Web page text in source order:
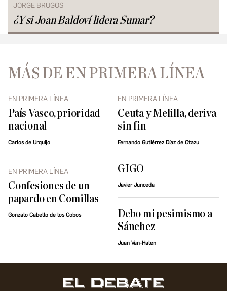
JORGE BRUGOS
¿Y si Joan Baldoví lidera Sumar?
MÁS DE EN PRIMERA LÍNEA
EN PRIMERA LÍNEA
País Vasco, prioridad
nacional
Carlos de Urquijo
EN PRIMERA LÍNEA
Ceuta y Melilla, deriva
sin fin
Fernando Gutiérrez Díaz de Otazu
EN PRIMERA LÍNEA
Confesiones de un
papardo en Comillas
Gonzalo Cabello de los Cobos
GIGO
Javier Junceda
Debo mi pesimismo a
Sánchez
Juan Van-Halen